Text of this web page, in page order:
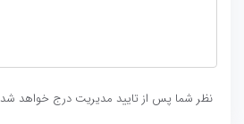
نظر شما پس از تایید مدیریت درج خواهد شد